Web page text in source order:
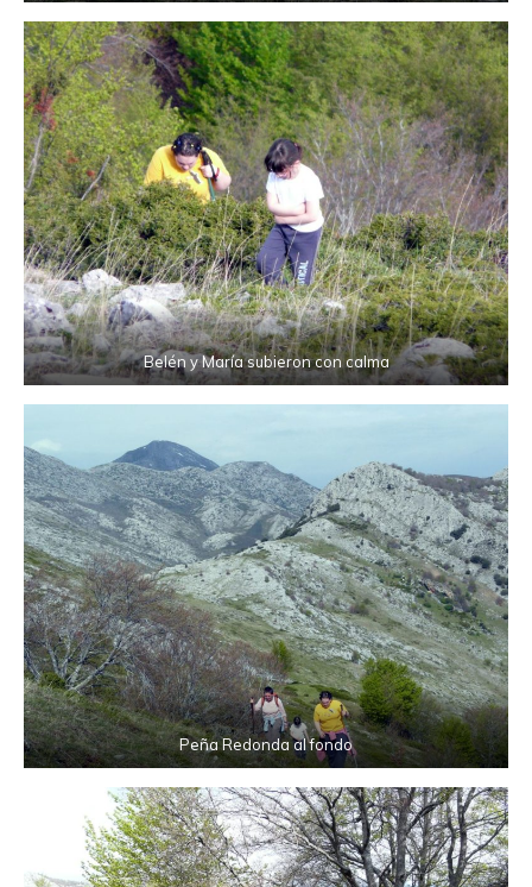
Belén y María subieron con calma
Peña Redonda al fondo